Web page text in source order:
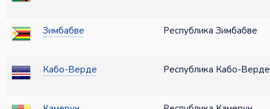
Зимбабве Республика Зимбабве
Кабо-Верде Республика Кабо-Верде